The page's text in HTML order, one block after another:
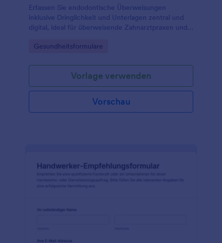
Erfassen Sie endodontische Überweisungen
inklusive Dringlichkeit und Unterlagen zentral und
digital, ideal für überweisende Zahnarztpraxen und
Datenerfassung in Jotform.
Go to Category:
Gesundheitsformulare
Vorlage verwenden
Vorschau